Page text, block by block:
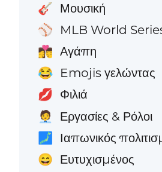
🎸 Μουσική
⚾ MLB World
👩‍❤️‍💋‍👨 Αγάπη
😂 Emojis γελώντας
💋 Φιλιά
🧑‍💼 Εργασίες & Ρόλοι
🗾 Ιαπωνικός
😄 Ευτυχισμένος